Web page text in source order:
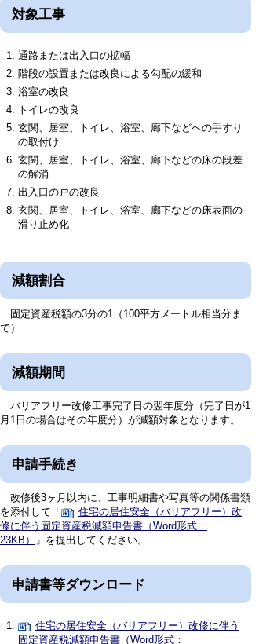
対象工事
通路または出入口の拡幅
階段の設置または改良による勾配の緩和
浴室の改良
トイレの改良
玄関、居室、トイレ、浴室、廊下などへの手すり
の取付け
玄関、居室、トイレ、浴室、廊下などの床の段差
の解消
出入口の戸の改良
玄関、居室、トイレ、浴室、廊下などの床表面の
滑り止め化
減額割合
固定資産税額の3分の1（100平方メートル相当分ま
で）
減額期間
バリアフリー改修工事完了日の翌年度分（完了日が1
月1日の場合はその年度分）が減額対象となります。
申請手続き
改修後3ヶ月以内に、工事明細書や写真等の関係書類
を添付して「
住宅の居住安全（バリアフリー）改
修に伴う固定資産税減額申告書（Word形式：
23KB）
」を提出してください。
申請書等ダウンロード
住宅の居住安全（バリアフリー）改修に伴う
固定資産税減額申告書（Word形式：